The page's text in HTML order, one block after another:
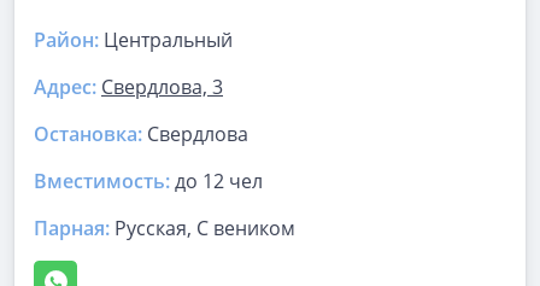
Район: Центральный
Адрес: Свердлова, 3
Остановка: Свердлова
Вместимость:до 12 чел
Парная: Русская, С веником